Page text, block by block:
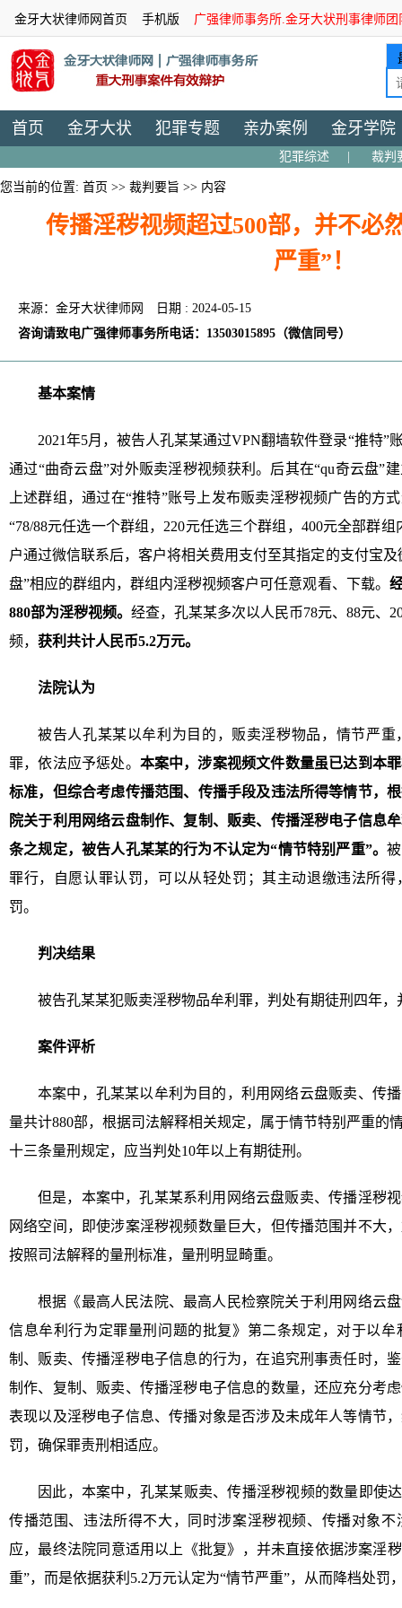
金牙大状律师网首页 手机版 广强律师事务所.金牙大状刑事律师
首页 金牙大状 犯罪专题 亲办案例 金牙学院
犯罪综述 裁判
您当前的位置: 首页 >> 裁判要旨 >> 内容
传播淫秽视频超过500部，并不必
严重”！
来源：金牙大状律师网
日期 : 2024-05-15
咨询请致电广强律师事务所电话：13503015895（微信同号）
基本案情
2021年5月，被告人孔某某通过VPN翻墙软件登录“推特”
通过“曲奇云盘”对外贩卖淫秽视频获利。后其在“qu奇云盘”
上述群组，通过在“推特”账号上发布贩卖淫秽视频广告的方
“78/88元任选一个群组，220元任选三个群组，400元全部群
户通过微信联系后，客户将相关费用支付至其指定的支付宝
盘”相应的群组内，群组内淫秽视频客户可任意观看、下载。
880部为淫秽视频。 经查，孔某某多次以人民币78元、88元、
频， 获利共计人民币5.2万元。
法院认为
被告人孔某某以牟利为目的，贩卖淫秽物品，情节严
罪，依法应予惩处。 本案中，涉案视频文件数量虽已达到本
标准，但综合考虑传播范围、传播手段及违法所得等情节，
院关于利用网络云盘制作、复制、贩卖、传播淫秽电子信息
条之规定，被告人孔某某的行为不认定为“情节特别严重”。
罪行，自愿认罪认罚，可以从轻处罚；其主动退缴违法所
罚。
判决结果
被告孔某某犯贩卖淫秽物品牟利罪，判处有期徒刑四年，
案件评析
本案中，孔某某以牟利为目的，利用网络云盘贩卖、传
量共计880部，根据司法解释相关规定，属于情节特别严重的
十三条量刑规定，应当判处10年以上有期徒刑。
但是，本案中，孔某某系利用网络云盘贩卖、传播淫秽
网络空间，即使涉案淫秽视频数量巨大，但传播范围并不大
按照司法解释的量刑标准，量刑明显畸重。
根据《最高人民法院、最高人民检察院关于利用网络云
信息牟利行为定罪量刑问题的批复》第二条规定，对于以
制、贩卖、传播淫秽电子信息的行为，在追究刑事责任时，
制作、复制、贩卖、传播淫秽电子信息的数量，还应充分考
表现以及淫秽电子信息、传播对象是否涉及未成年人等情节
罚，确保罪责刑相适应。
因此，本案中，孔某某贩卖、传播淫秽视频的数量即使
传播范围、违法所得不大，同时涉案淫秽视频、传播对象
应，最终法院同意适用以上《批复》，并未直接依据涉案淫
重”，而是依据获利5.2万元认定为“情节严重”，从而降档处罚